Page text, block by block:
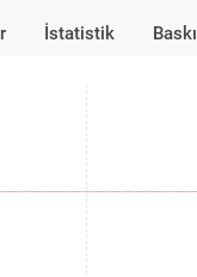
İstatistik